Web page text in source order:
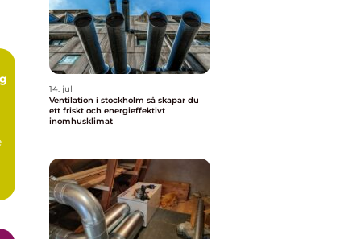
14. jul
Ventilation i stockholm så skapar du
ett friskt och energieffektivt
inomhusklimat